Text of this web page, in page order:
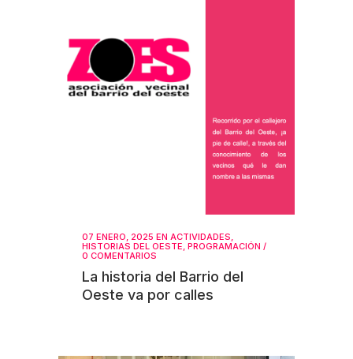
07 ENERO, 2025 EN ACTIVIDADES,
HISTORIAS DEL OESTE, PROGRAMACIÓN /
0 COMENTARIOS
La historia del Barrio del
Oeste va por calles